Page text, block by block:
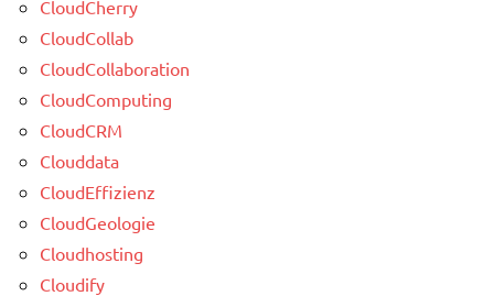
CloudCherry
CloudCollab
CloudCollaboration
CloudComputing
CloudCRM
Clouddata
CloudEffizienz
CloudGeologie
Cloudhosting
Cloudify